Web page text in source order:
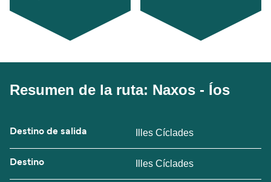
Resumen de la ruta: Naxos - Íos
Destino de salida Illes Cíclades
Destino Illes Cíclades